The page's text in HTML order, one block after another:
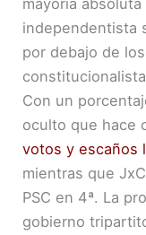
independentista
por debajo de
Con un
oculto que hace
votos y escaños
mientras que
PSC en 4ª. La
gobierno